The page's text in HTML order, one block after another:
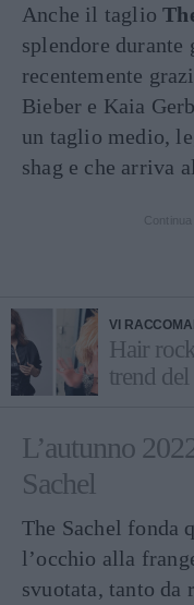
Anche il taglio
splendore
recentemente
Bieber e Kaia
un taglio medio,
shag e che arriva
VI
Hair
trend
L’autunno
Sachel
The Sachel fonda
l’occhio alla
svuotata, tanto da